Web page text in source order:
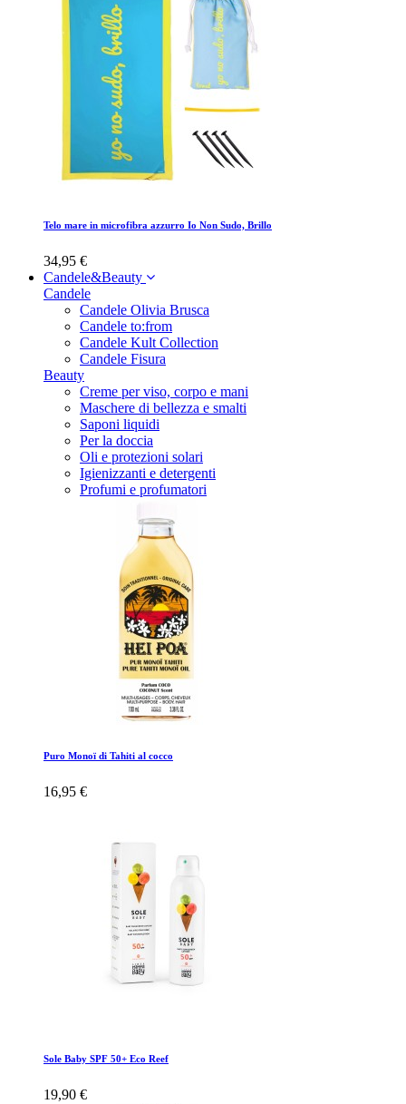
Telo mare in microfibra azzurro Io Non Sudo, Brillo
34,95 €
Candele&Beauty
Candele
Candele Olivia Brusca
Candele to:from
Candele Kult Collection
Candele Fisura
Beauty
Creme per viso, corpo e mani
Maschere di bellezza e smalti
Saponi liquidi
Per la doccia
Oli e protezioni solari
Igienizzanti e detergenti
Profumi e profumatori
Puro Monoï di Tahiti al cocco
16,95 €
Sole Baby SPF 50+ Eco Reef
19,90 €